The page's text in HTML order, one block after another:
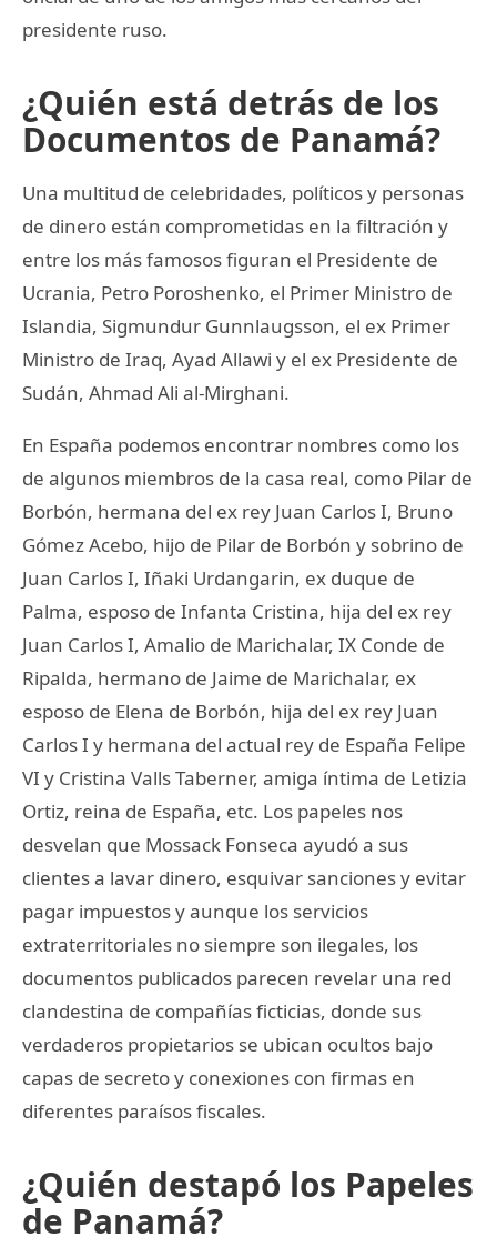
presidente ruso.
¿Quién está detrás de los
Documentos de Panamá?
Una multitud de celebridades, políticos y personas
de dinero están comprometidas en la filtración y
entre los más famosos figuran el Presidente de
Ucrania, Petro Poroshenko, el Primer Ministro de
Islandia, Sigmundur Gunnlaugsson, el ex Primer
Ministro de Iraq, Ayad Allawi y el ex Presidente de
Sudán, Ahmad Ali al-Mirghani.
En España podemos encontrar nombres como los
de algunos miembros de la casa real, como Pilar de
Borbón, hermana del ex rey Juan Carlos I, Bruno
Gómez Acebo, hijo de Pilar de Borbón y sobrino de
Juan Carlos I, Iñaki Urdangarin, ex duque de
Palma, esposo de Infanta Cristina, hija del ex rey
Juan Carlos I, Amalio de Marichalar, IX Conde de
Ripalda, hermano de Jaime de Marichalar, ex
esposo de Elena de Borbón, hija del ex rey Juan
Carlos I y hermana del actual rey de España Felipe
VI y Cristina Valls Taberner, amiga íntima de Letizia
Ortiz, reina de España, etc. Los papeles nos
desvelan que Mossack Fonseca ayudó a sus
clientes a lavar dinero, esquivar sanciones y evitar
pagar impuestos y aunque los servicios
extraterritoriales no siempre son ilegales, los
documentos publicados parecen revelar una red
clandestina de compañías ficticias, donde sus
verdaderos propietarios se ubican ocultos bajo
capas de secreto y conexiones con firmas en
diferentes paraísos fiscales.
¿Quién destapó los Papeles
de Panamá?